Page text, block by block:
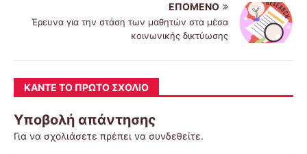
ΕΠΌΜΕΝΟ
Έρευνα για την στάση των μαθητών στα μέσα
κοινωνικής δικτύωσης
ΚΆΝΤΕ ΤΟ ΠΡΏΤΟ ΣΧΌΛΙΟ
Υποβολή απάντησης
Για να σχολιάσετε πρέπει να συνδεθείτε.